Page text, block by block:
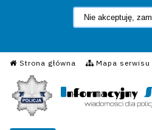
Nie akceptuję,
Strona główna Mapa serwisu
Informacyjny